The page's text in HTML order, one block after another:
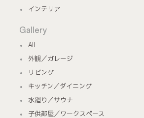
インテリア
Gallery
All
外観／ガレージ
リビング
キッチン／ダイニング
水廻り／サウナ
子供部屋／ワークスペース